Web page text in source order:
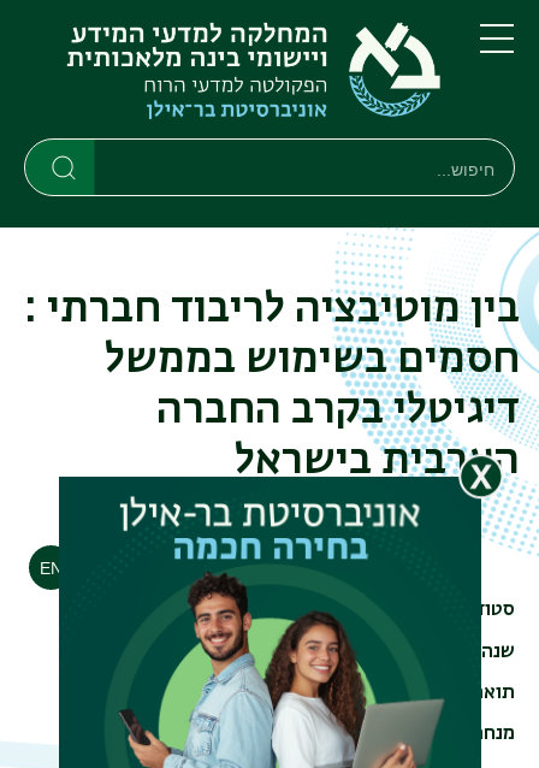
דילוג
לתוכן
העיקרי
דילוג
לתפריט
ניווט
ראשי
תפריט
חיפוש
Search
בין מוטיבציה לריבוד חברתי :
חסמים בשימוש בממשל
דיגיטלי בקרב החברה
הערבית בישראל
סטודנט/ית
ראובן הררי
שנה 2024
תואר MA
מנחה
פרופ' אהרוני נועה